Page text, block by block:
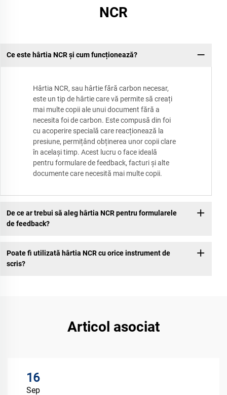
NCR
Ce este hârtia NCR și cum funcționează?
Hârtia NCR, sau hârtie fără carbon necesar,
este un tip de hârtie care vă permite să creați
mai multe copii ale unui document fără a
necesita foi de carbon. Este compusă din foi
cu acoperire specială care reacționează la
presiune, permițând obținerea unor copii clare
în același timp. Acest lucru o face ideală
pentru formulare de feedback, facturi și alte
documente care necesită mai multe copii.
De ce ar trebui să aleg hârtia NCR pentru formularele
de feedback?
Poate fi utilizată hârtia NCR cu orice instrument de
scris?
Articol asociat
16
Sep